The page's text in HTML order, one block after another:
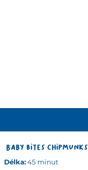
Baby bites chipmunks
Délka:45 minut